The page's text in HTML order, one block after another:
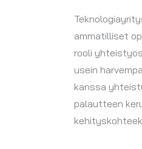
ammatilliset
rooli
usein
kanssa
palautteen